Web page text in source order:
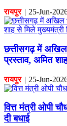
रायपुर| 25-Jun-
छत्तीसगढ़ में
प्रस्ताव, अमित
रायपुर| 25-Jun-
वित्त मंत्री ओपी
दी बधाई